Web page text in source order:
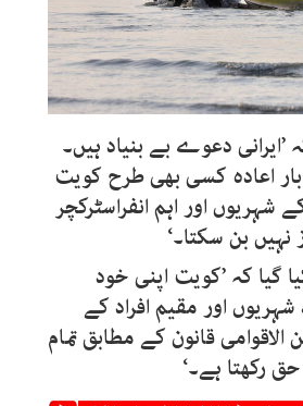
’ایرانی دعوے بے بنیاد ہیں۔
بار اعادہ کسی بھی طرح کویت
شہریوں اور اہم انفراسٹرکچر
نہیں بن سکتا۔‘
گیا کہ ’کویت اپنی خود
اور مقیم افراد کے
قانون کے مطابق تمام
رکھتا ہے۔‘